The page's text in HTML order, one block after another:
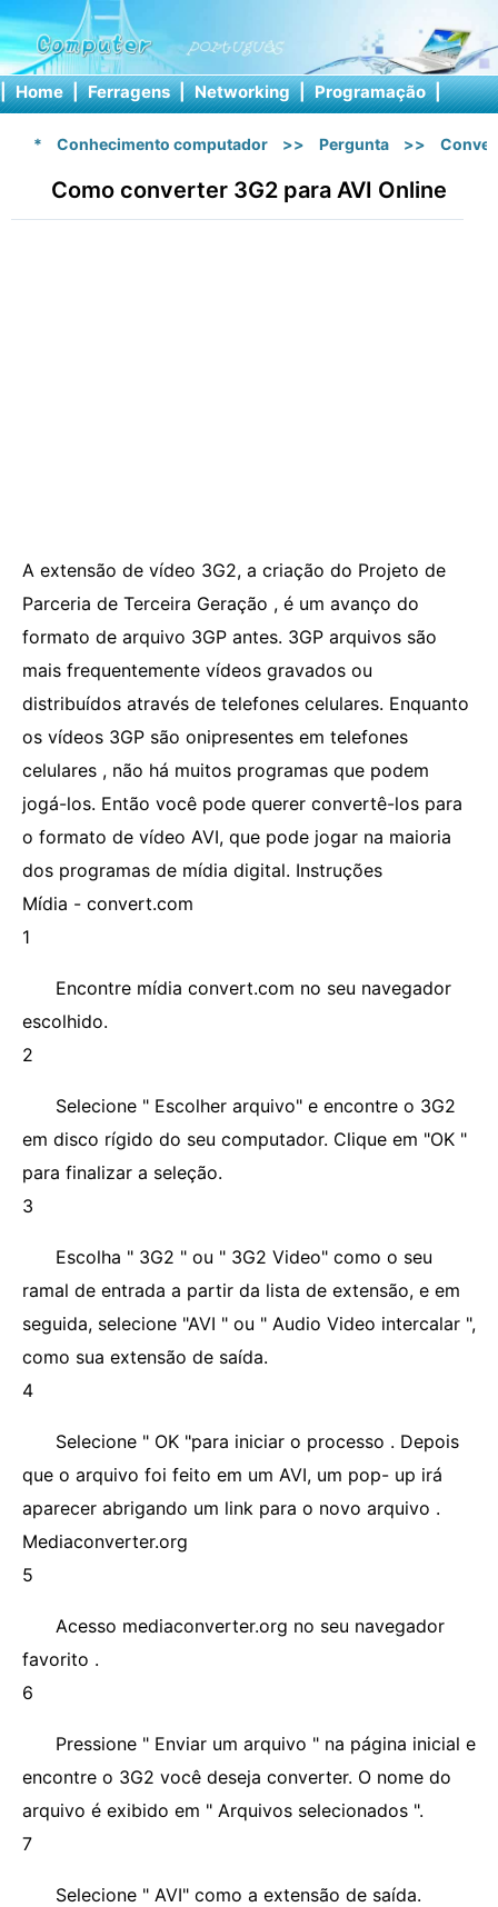
| Home | Ferragens | Networking | Programação |
* Conhecimento computador >> Pergunta >>
Como converter 3G2 para AVI Online
A extensão de vídeo 3G2, a criação do Projeto de
Parceria de Terceira Geração , é um avanço do
formato de arquivo 3GP antes. 3GP arquivos são
mais frequentemente vídeos gravados ou
distribuídos através de telefones celulares. Enquanto
os vídeos 3GP são onipresentes em telefones
celulares , não há muitos programas que podem
jogá-los. Então você pode querer convertê-los para
o formato de vídeo AVI, que pode jogar na maioria
dos programas de mídia digital. Instruções
Mídia - convert.com
1
Encontre mídia convert.com no seu navegador
escolhido.
2
Selecione " Escolher arquivo" e encontre o 3G2
em disco rígido do seu computador. Clique em "OK "
para finalizar a seleção.
3
Escolha " 3G2 " ou " 3G2 Video" como o seu
ramal de entrada a partir da lista de extensão, e em
seguida, selecione "AVI " ou " Audio Video intercalar ",
como sua extensão de saída.
4
Selecione " OK "para iniciar o processo . Depois
que o arquivo foi feito em um AVI, um pop- up irá
aparecer abrigando um link para o novo arquivo .
Mediaconverter.org
5
Acesso mediaconverter.org no seu navegador
favorito .
6
Pressione " Enviar um arquivo " na página inicial e
encontre o 3G2 você deseja converter. O nome do
arquivo é exibido em " Arquivos selecionados ".
7
Selecione " AVI" como a extensão de saída.